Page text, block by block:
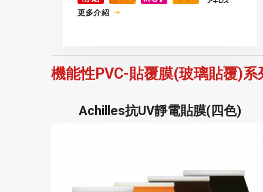
更多介紹
機能性PVC-貼覆膜(玻璃貼覆)系
Achilles抗UV靜電貼膜(四色)